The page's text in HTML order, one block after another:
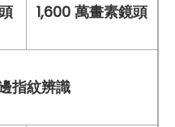
1,600 萬畫素鏡頭
指紋辨識